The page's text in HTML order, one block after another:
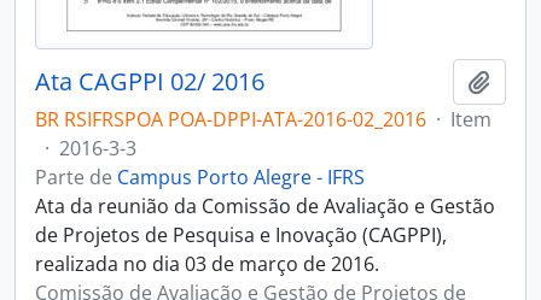
Ata CAGPPI 02/ 2016
BR RSIFRSPOA POA-DPPI-ATA-2016-02_2016 · Item
· 2016-3-3
Parte de Campus Porto Alegre - IFRS
Ata da reunião da Comissão de Avaliação e Gestão
de Projetos de Pesquisa e Inovação (CAGPPI),
realizada no dia 03 de março de 2016.
Comissão de Avaliação e Gestão de Projetos de